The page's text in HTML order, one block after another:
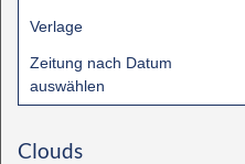
Verlage
Zeitung nach Datum
auswählen
Clouds